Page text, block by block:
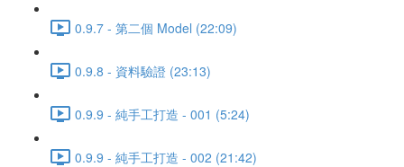
0.9.7 - 第二個 Model (22:09)
0.9.8 - 資料驗證 (23:13)
0.9.9 - 純手工打造 - 001 (5:24)
0.9.9 - 純手工打造 - 002 (21:42)